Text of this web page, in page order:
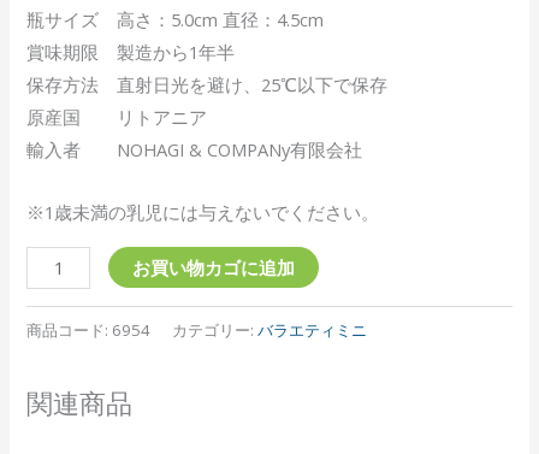
瓶サイズ 高さ：5.0cm 直径：4.5cm
賞味期限 製造から1年半
保存方法 直射日光を避け、25℃以下で保存
原産国 リトアニア
輸入者 NOHAGI & COMPANy有限会社
※1歳未満の乳児には与えないでください。
お買い物カゴに追加
商品コード: 6954 カテゴリー:バラエティミニ
関連商品